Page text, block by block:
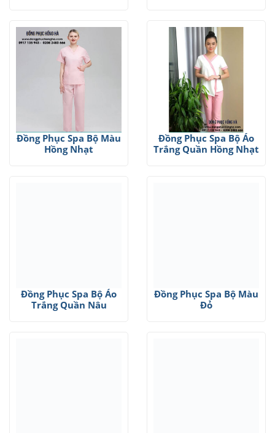
Đồng Phục Spa Bộ Màu
Hồng Nhạt
Đồng Phục Spa Bộ Áo
Trắng Quần Hồng Nhạt
Đồng Phục Spa Bộ Áo
Trắng Quần Nâu
Đồng Phục Spa Bộ Màu
Đỏ